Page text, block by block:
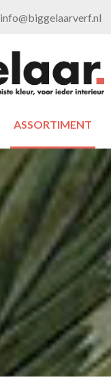
info@biggelaarverf.nl
ASSORTIMENT